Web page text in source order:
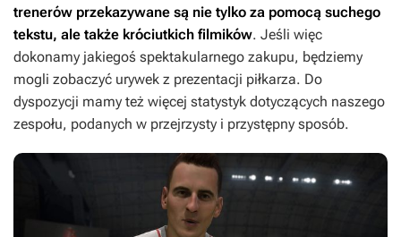
trenerów przekazywane są nie tylko za pomocą suchego
tekstu, ale także króciutkich filmików. Jeśli więc
dokonamy jakiegoś spektakularnego zakupu, będziemy
mogli zobaczyć urywek z prezentacji piłkarza. Do
dyspozycji mamy też więcej statystyk dotyczących naszego
zespołu, podanych w przejrzysty i przystępny sposób.